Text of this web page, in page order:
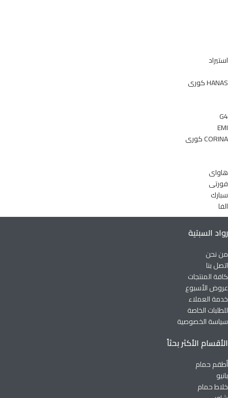
استيراد
HANAS كورى
G4
EMI
CORINA كورى
هاواى
فورتى
سبارك
الفا
رواد السبتية
من نحن
اتصل بنا
كافة المنتجات
عروض الأسبوع
خدمة العملاء
للطلبات الخاصة
سياسة الخصوصية
الأقسام الأكثر بحثاً
أطقم حمام
بانيو
خلاط حمام